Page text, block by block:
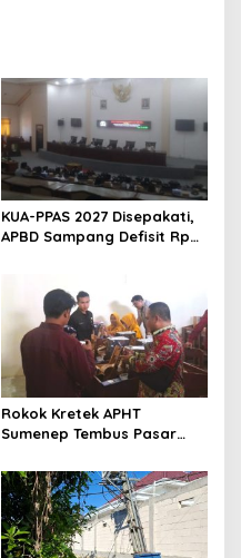
KUA-PPAS 2027 Disepakati,
APBD Sampang Defisit Rp
Rokok Kretek APHT
Sumenep Tembus Pasar